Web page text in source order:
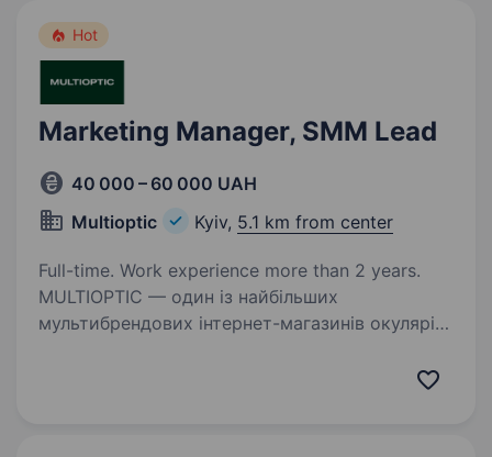
Hot
Marketing Manager, SMM Lead
40 000 – 60 000 UAH
Multioptic
Kyiv, 5.1 km from center
Full-time. Work experience more than 2 years.
MULTIOPTIC — один із найбільших
мультибрендових інтернет-магазинів окулярів
не просто майданчик для комунікації, а один